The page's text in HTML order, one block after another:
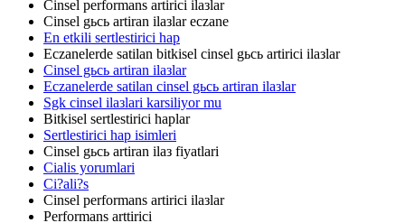
Cinsel performans artirici ilaзlar
Cinsel gьcь artiran ilaзlar eczane
En etkili sertlestirici hap
Eczanelerde satilan bitkisel cinsel gьcь artirici ilaзlar
Cinsel gьcь artiran ilaзlar
Eczanelerde satilan cinsel gьcь artiran ilaзlar
Sgk cinsel ilaзlari karsiliyor mu
Bitkisel sertlestirici haplar
Sertlestirici hap isimleri
Cinsel gьcь artiran ilaз fiyatlari
Cialis yorumlari
Ci?ali?s
Cinsel performans artirici ilaзlar
Performans arttirici